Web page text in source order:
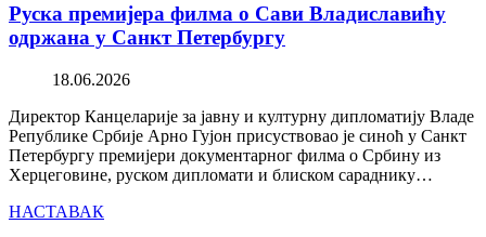
Руска премијера филма о Сави Владиславићу
одржана у Санкт Петербургу
18.06.2026
Директор Канцеларије за јавну и културну дипломатију Владе
Републике Србије Арно Гујон присуствовао је синоћ у Санкт
Петербургу премијери документарног филма о Србину из
Херцеговине, руском дипломати и блиском сараднику…
НАСТАВАК